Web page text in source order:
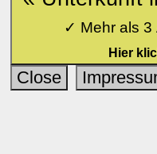
✓ Mehr als 3
Hier
Close